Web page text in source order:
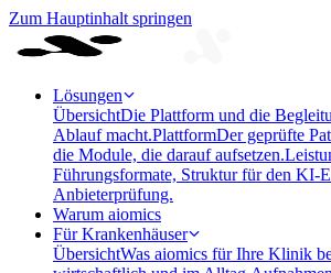
Zum Hauptinhalt springen
Lösungen
ÜbersichtDie Plattform und die
Ablauf macht.PlattformDer geprüfte
die Module, die darauf aufsetzen.
Führungsformate, Struktur für den KI-
Anbieterprüfung.
Warum aiomics
Für Krankenhäuser
ÜbersichtWas aiomics für Ihre Klinik